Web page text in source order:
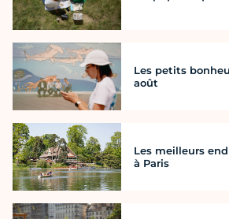
Les petits
août
Les meilleurs
à Paris